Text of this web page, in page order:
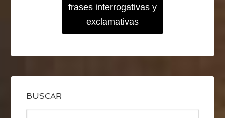
frases interrogativas y
exclamativas
BUSCAR